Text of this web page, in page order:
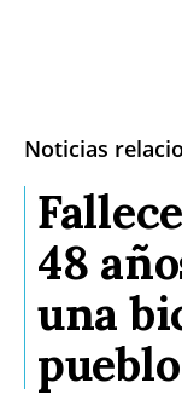
Noticias
48
una